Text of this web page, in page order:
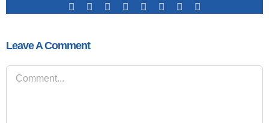
Facebook RedditLinkedIn
TumblrPinterest
Leave A Comment
Comment